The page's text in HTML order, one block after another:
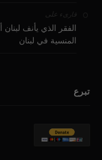
قارىء على
الفقر الذي يأنف
المنسية في لبنان
تبرع